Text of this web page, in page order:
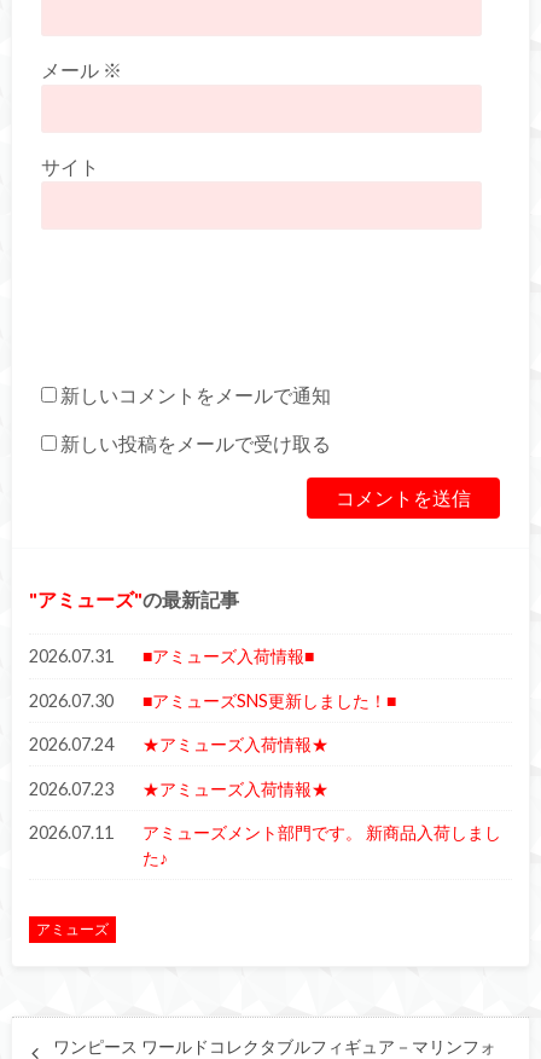
メール ※
サイト
新しいコメントをメールで通知
新しい投稿をメールで受け取る
アミューズ の最新記事
2026.07.31 ■アミューズ入荷情報■
2026.07.30 ■アミューズSNS更新しました！■
2026.07.24 ★アミューズ入荷情報★
2026.07.23 ★アミューズ入荷情報★
2026.07.11
アミューズメント部門です。 新商品入荷しまし
た♪
アミューズ
ワンピース ワールドコレクタブルフィギュア－マリンフォ